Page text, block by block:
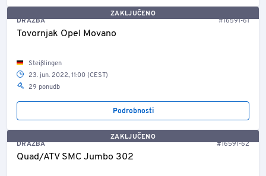
ZAKLJUČENO
DRAŽBA
#16591-61
Tovornjak Opel Movano
Steißlingen
23. jun. 2022, 11:00 (CEST)
29 ponudb
Podrobnosti
ZAKLJUČENO
DRAŽBA
#16591-62
Quad/ATV SMC Jumbo 302